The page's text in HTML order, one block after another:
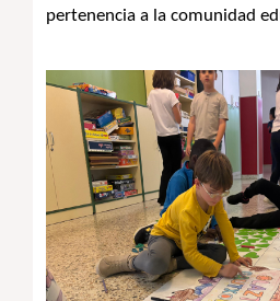
pertenencia a la comunidad